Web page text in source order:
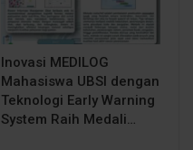
Inovasi MEDILOG
Mahasiswa UBSI dengan
Teknologi Early Warning
System Raih Medali…